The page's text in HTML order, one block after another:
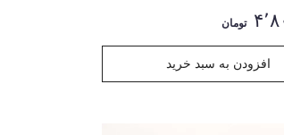
تومان
افزودن به سبد خرید